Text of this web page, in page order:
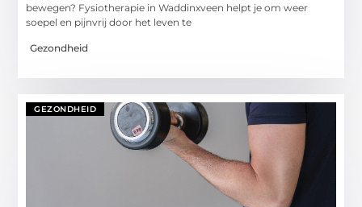
bewegen? Fysiotherapie in Waddinxveen helpt je om weer
soepel en pijnvrij door het leven te
Gezondheid
GEZONDHEID